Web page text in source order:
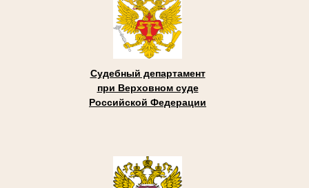
Судебный департамент
при Верховном суде
Российской Федерации